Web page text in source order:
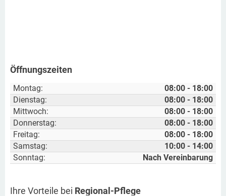
Öffnungszeiten
Montag:
08:00 - 18:00
Dienstag:
08:00 - 18:00
Mittwoch:
08:00 - 18:00
Donnerstag:
08:00 - 18:00
Freitag:
08:00 - 18:00
Samstag:
10:00 - 14:00
Sonntag:
Nach Vereinbarung
Ihre Vorteile bei Regional-Pflege